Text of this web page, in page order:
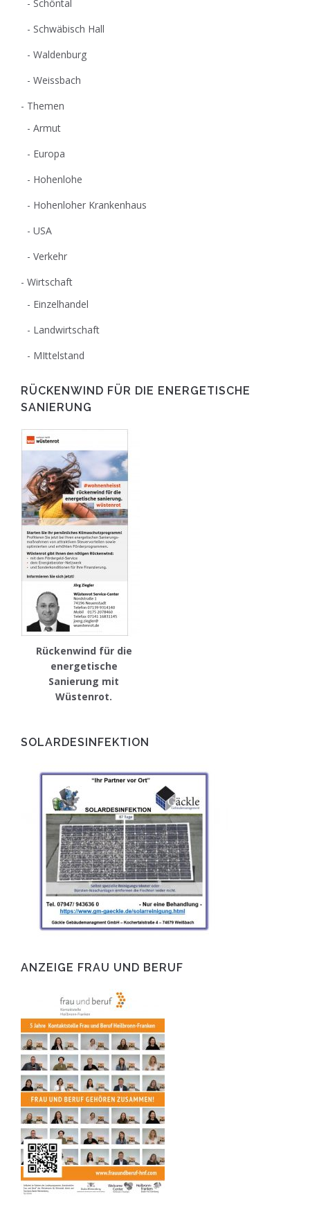
Schöntal
Schwäbisch Hall
Waldenburg
Weissbach
Themen
Armut
Europa
Hohenlohe
Hohenloher Krankenhaus
USA
Verkehr
Wirtschaft
Einzelhandel
Landwirtschaft
MIttelstand
RÜCKENWIND FÜR DIE ENERGETISCHE
SANIERUNG
Rückenwind für die
energetische
Sanierung mit
Wüstenrot.
SOLARDESINFEKTION
ANZEIGE FRAU UND BERUF